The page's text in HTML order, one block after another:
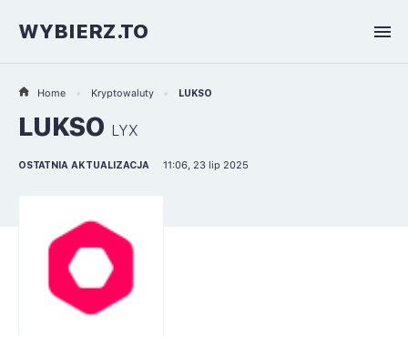
WYBIERZ.TO
Home Kryptowaluty LUKSO
LUKSO LYX
OSTATNIA AKTUALIZACJA 11:06, 23 lip 2025